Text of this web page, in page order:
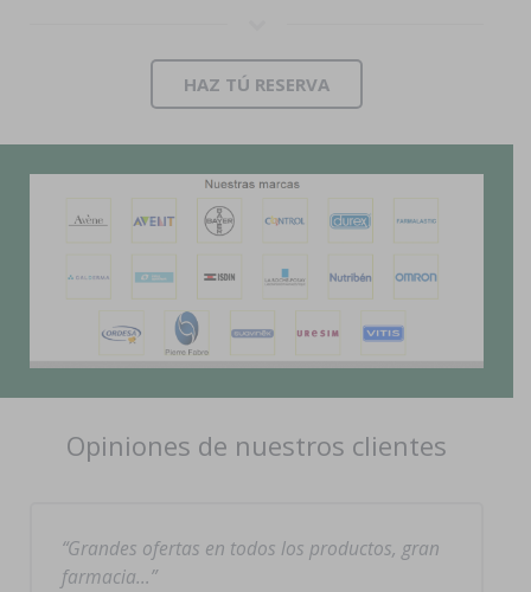
HAZ TÚ RESERVA
Opiniones de nuestros clientes
Grandes ofertas en todos los productos, gran
farmacia…